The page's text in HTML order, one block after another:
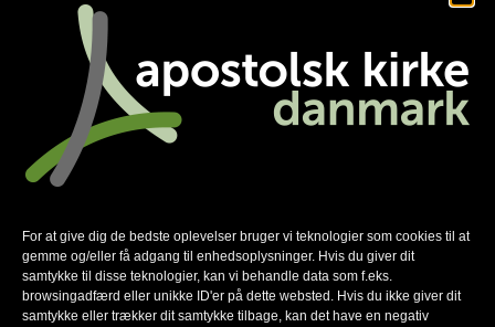
For at give dig de bedste oplevelser bruger vi teknologier som cookies til at
gemme og/eller få adgang til enhedsoplysninger. Hvis du giver dit
samtykke til disse teknologier, kan vi behandle data som f.eks.
browsingadfærd eller unikke ID'er på dette websted. Hvis du ikke giver dit
samtykke eller trækker dit samtykke tilbage, kan det have en negativ
hellesimon1962@gmail.com
Facebook
Nyhedsmail